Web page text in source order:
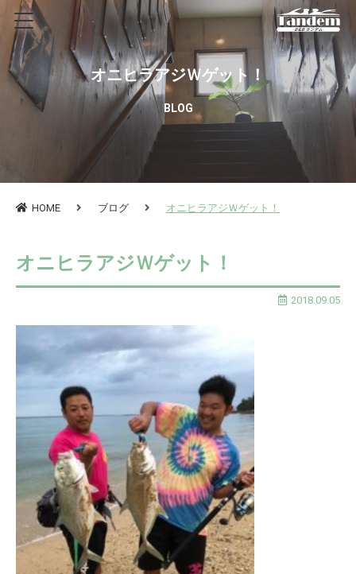
オニヒラアジＷゲット！
BLOG
HOME ブログ オニヒラアジＷゲット！
オニヒラアジＷゲット！
2018.09.05